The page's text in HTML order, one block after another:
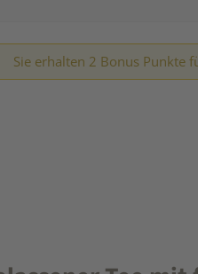
Sie erhalten 2 Bonus Punkte